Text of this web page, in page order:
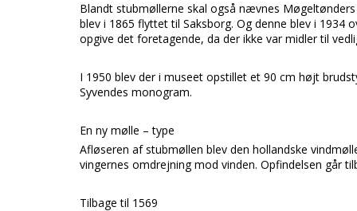
Blandt stubmøllerne skal også nævnes
blev i 1865 flyttet til Saksborg. Og denne blev i 1934
opgive det foretagende, da der ikke var midler til
I 1950 blev der i museet opstillet et 90 cm højt
Syvendes monogram.
En ny mølle – type
Afløseren af stubmøllen blev den hollandske
vingernes omdrejning mod vinden. Opfindelsen går
Tilbage til 1569